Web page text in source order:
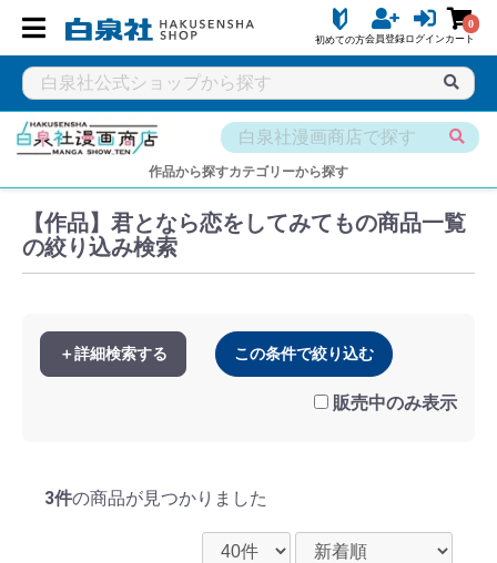
初めての方会員登録ログイン
0
カート
作品から探すカテゴリーから探す
白泉社公式ショップ HAKUSENSHA SHOP タイトル一覧 白泉
【作品】君となら恋をしてみてもの商品一覧
の絞り込み検索
＋詳細検索する この条件で絞り込む
販売中のみ表示
3件の商品が見つかりました